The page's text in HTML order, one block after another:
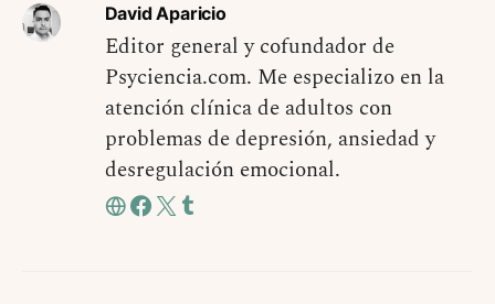
David Aparicio
Editor general y cofundador de
Psyciencia.com. Me especializo en la
atención clínica de adultos con
problemas de depresión, ansiedad y
desregulación emocional.